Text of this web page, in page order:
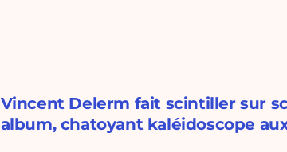
Vincent Delerm fait scintiller sur
album, chatoyant kaléidoscope